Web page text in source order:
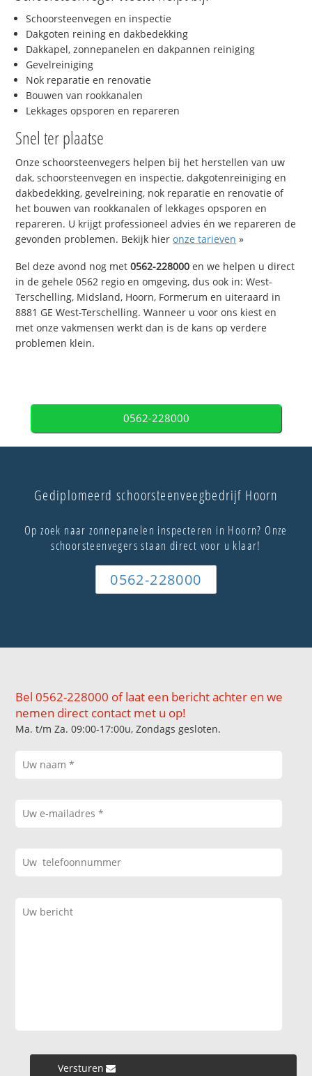
Schoorsteenvegen en inspectie
Dakgoten reining en dakbedekking
Dakkapel, zonnepanelen en dakpannen reiniging
Gevelreiniging
Nok reparatie en renovatie
Bouwen van rookkanalen
Lekkages opsporen en repareren
Snel ter plaatse
Onze schoorsteenvegers helpen bij het herstellen van uw
dak, schoorsteenvegen en inspectie, dakgotenreiniging en
dakbedekking, gevelreining, nok reparatie en renovatie of
het bouwen van rookkanalen of lekkages opsporen en
repareren. U krijgt professioneel advies én we repareren de
gevonden problemen. Bekijk hieronze tarieven »
Bel deze avond nog met0562-228000 en we helpen u direct
in de gehele 0562 regio en omgeving, dus ook in: West-
Terschelling, Midsland, Hoorn, Formerum en uiteraard in
8881 GE West-Terschelling. Wanneer u voor ons kiest en
met onze vakmensen werkt dan is de kans op verdere
problemen klein.
0562-228000
Gediplomeerd schoorsteenveegbedrijf Hoorn
Op zoek naar zonnepanelen inspecteren in Hoorn? Onze
schoorsteenvegers staan direct voor u klaar!
0562-228000
Bel 0562-228000 of laat een bericht achter en we
nemen direct contact met u op!
Ma. t/m Za. 09:00-17:00u, Zondags gesloten.
Versturen »